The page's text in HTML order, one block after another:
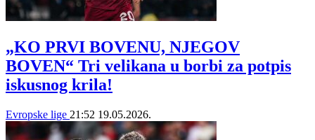
„KO PRVI BOVENU, NJEGOV
BOVEN“ Tri velikana u borbi za potpis
iskusnog krila!
Evropske lige 21:52 19.05.2026.